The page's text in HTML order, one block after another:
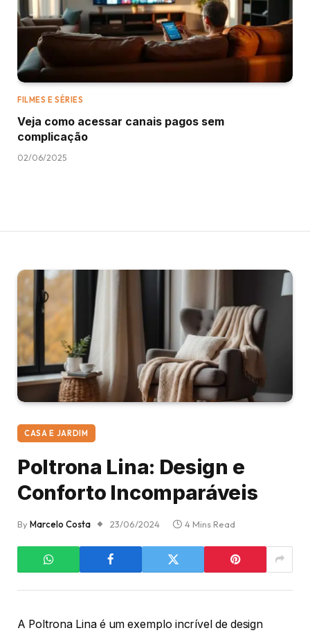
FILMES E SÉRIES
Veja como acessar canais pagos sem
complicação
02/06/2025
CASA E JARDIM
Poltrona Lina: Design e
Conforto Incomparáveis
ByMarcelo Costa 23/06/2024 4 Mins Read
A Poltrona Lina é um exemplo incrível de design